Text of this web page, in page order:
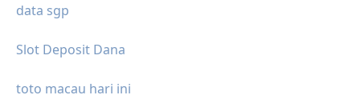
data sgp
Slot Deposit Dana
toto macau hari ini